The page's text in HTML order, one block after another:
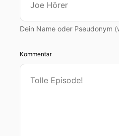
Dein Name oder Pseudonym
Kommentar